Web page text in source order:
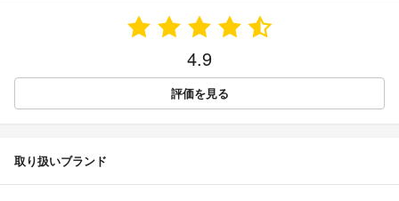
4.9
評価を見る
取り扱いブランド